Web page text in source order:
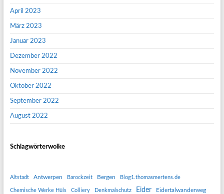
April 2023
März 2023
Januar 2023
Dezember 2022
November 2022
Oktober 2022
September 2022
August 2022
Schlagwörterwolke
Altstadt Antwerpen Barockzeit Bergen Blog1.thomasmertens.de
Chemische Werke Hüls Colliery Denkmalschutz Eider Eidertalwanderweg